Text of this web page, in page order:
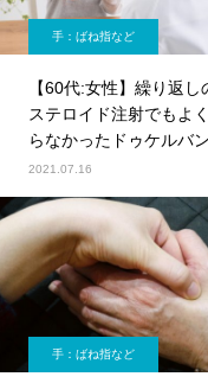
手：ばね指など
【60代:女性】繰り返し
ステロイド注射でもよ
らなかったドゥケルバン
鞘炎
2021.07.16
手：ばね指など